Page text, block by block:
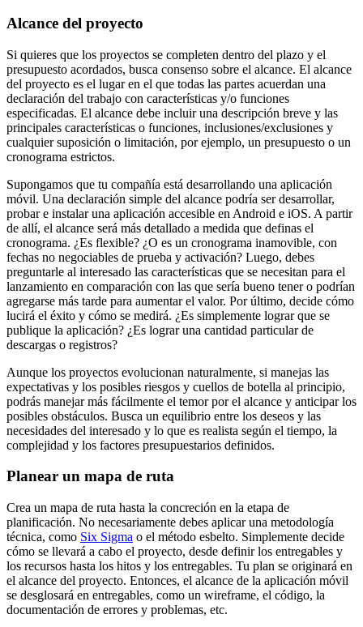
Alcance del proyecto
Si quieres que los proyectos se completen dentro del plazo y el
presupuesto acordados, busca consenso sobre el alcance. El alcance
del proyecto es el lugar en el que todas las partes acuerdan una
declaración del trabajo con características y/o funciones
especificadas. El alcance debe incluir una descripción breve y las
principales características o funciones, inclusiones/exclusiones y
cualquier suposición o limitación, por ejemplo, un presupuesto o un
cronograma estrictos.
Supongamos que tu compañía está desarrollando una aplicación
móvil. Una declaración simple del alcance podría ser desarrollar,
probar e instalar una aplicación accesible en Android e iOS. A partir
de allí, el alcance será más detallado a medida que definas el
cronograma. ¿Es flexible? ¿O es un cronograma inamovible, con
fechas no negociables de prueba y activación? Luego, debes
preguntarle al interesado las características que se necesitan para el
lanzamiento en comparación con las que sería bueno tener o podrían
agregarse más tarde para aumentar el valor. Por último, decide cómo
lucirá el éxito y cómo se medirá. ¿Es simplemente lograr que se
publique la aplicación? ¿Es lograr una cantidad particular de
descargas o registros?
Aunque los proyectos evolucionan naturalmente, si manejas las
expectativas y los posibles riesgos y cuellos de botella al principio,
podrás manejar más fácilmente el temor por el alcance y anticipar los
posibles obstáculos. Busca un equilibrio entre los deseos y las
necesidades del interesado y lo que es realista según el tiempo, la
complejidad y los factores presupuestarios definidos.
Planear un mapa de ruta
Crea un mapa de ruta hasta la concreción en la etapa de
planificación. No necesariamente debes aplicar una metodología
técnica, como Six Sigma o el método esbelto. Simplemente decide
cómo se llevará a cabo el proyecto, desde definir los entregables y
los recursos hasta los hitos y los entregables. Tu plan se originará en
el alcance del proyecto. Entonces, el alcance de la aplicación móvil
se desglosará en entregables, como un wireframe, el código, la
documentación de errores y problemas, etc.